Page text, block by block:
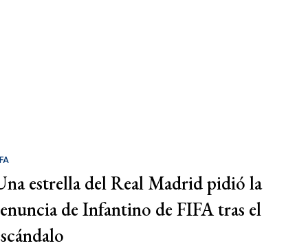
estrella del Real Madrid pidió la
de Infantino de FIFA tras el